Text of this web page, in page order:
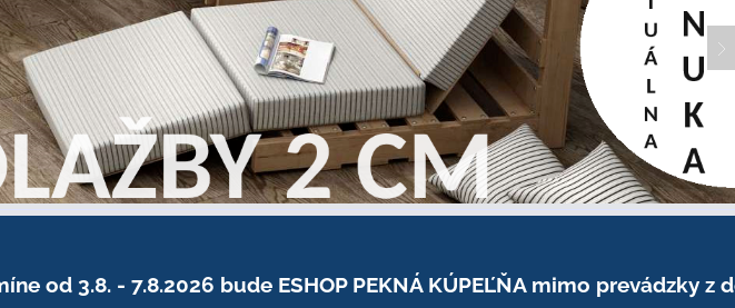
od 3.8. - 7.8.2026 bude ESHOP PEKNÁ KÚPEĽŇA mimo prevádzky z